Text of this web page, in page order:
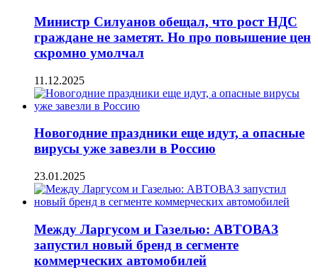
Министр Силуанов обещал, что рост НДС
граждане не заметят. Но про повышение цен
скромно умолчал
11.12.2025
Новогодние праздники еще идут, а опасные
вирусы уже завезли в Россию
23.01.2025
Между Ларгусом и Газелью: АВТОВАЗ
запустил новый бренд в сегменте
коммерческих автомобилей